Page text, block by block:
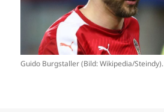
Guido Burgstaller (Bild: Wikipedia/Steindy).